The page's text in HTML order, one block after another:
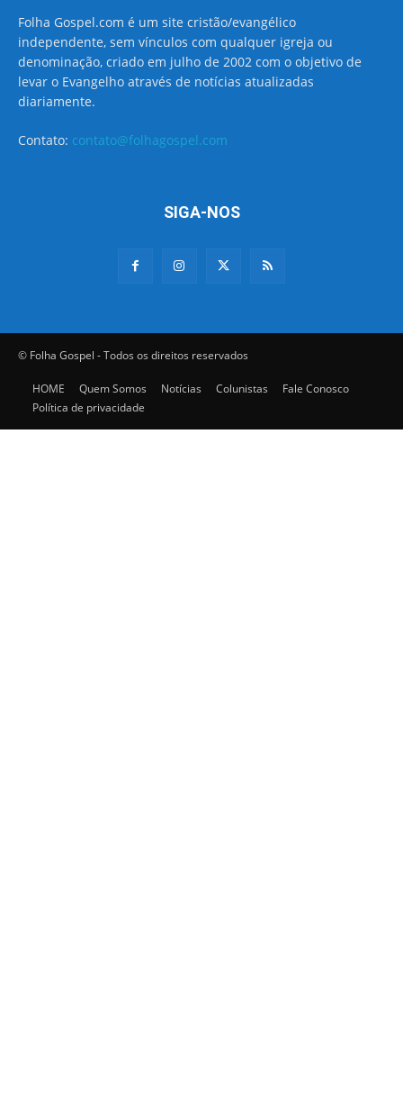
Folha Gospel.com é um site cristão/evangélico
independente, sem vínculos com qualquer igreja ou
denominação, criado em julho de 2002 com o objetivo de
levar o Evangelho através de notícias atualizadas
diariamente.
Contato: contato@folhagospel.com
SIGA-NOS
© Folha Gospel - Todos os direitos reservados
HOME Quem Somos Notícias Colunistas
Fale Conosco
Política de privacidade